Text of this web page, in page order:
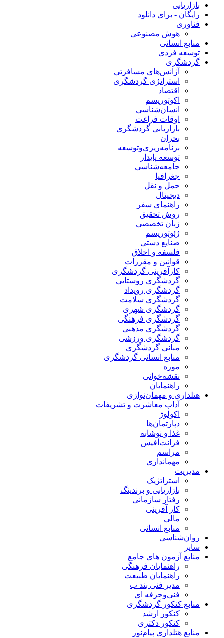
بازاریابی
رایگان - برای دانلود
فناوری
هوش مصنوعی
منابع انسانی
توسعه فردی
گردشگری
آژانس‌های مسافرتی
استراتژی گردشگری
اقتصاد
اکوتوریسم
انسان‌شناسی
اوقات فراغت
بازاریابی گردشگری
بحران
برنامه‌ریزی‌وتوسعه
توسعه پایدار
جامعه‌شناسی
جغرافیا
حمل و نقل
دیجیتال
راهنمای سفر
روش تحقیق
زبان تخصصی
ژئوتوریسم
صنایع دستی
فلسفه و اخلاق
قوانین و مقررات
کارآفرینی گردشگری
گردشگری روستایی
گردشگری رویداد
گردشگری سلامت
گردشگری شهری
گردشگری فرهنگی
گردشگری مذهبی
گردشگری ورزشی
مبانی گردشگری
منابع انسانی گردشگری
موزه
نقشه‌خوانی
راهنمایان
هتلداری و مهمان‌نوازی
آداب معاشرت و تشریفات
اکولوژ
دپارتمان‌ها
غذا و نوشابه
فرانت‌آفیس
مراسم
مهمانداری
مدیریت
استراتژیک
بازاریابی و برندینگ
رفتار سازمانی
کار آفرینی
مالی
منابع انسانی
روان‌شناسی
سایر
منابع آزمون های جامع
راهنمایان فرهنگی
راهنمایان طبیعت
مدیر فنی بند ب
فنی‌وحرفه‌ ای
منابع کنکور گردشگری
کنکور ارشد
کنکور دکتری
منابع هتلداری پیام‌نور